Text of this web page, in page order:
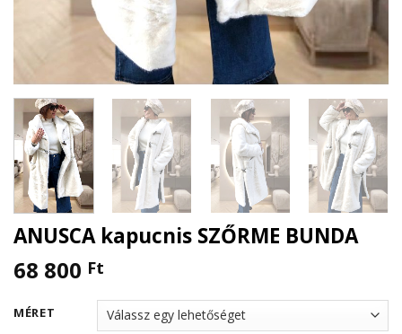
ANUSCA kapucnis SZŐRME BUNDA
68 800 Ft
MÉRET